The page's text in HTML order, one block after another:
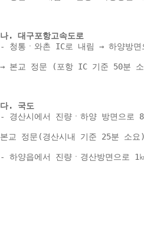
나. 대구포항고속도로
- 청통ㆍ와촌 IC로 내림 → 하양방
→ 본교 정문 (포항 IC 기준 50분
다. 국도
- 경산시에서 진량ㆍ하양 방면으로
본교 정문(경산시내 기준 25분 소요
- 하양읍에서 진량ㆍ경산방면으로